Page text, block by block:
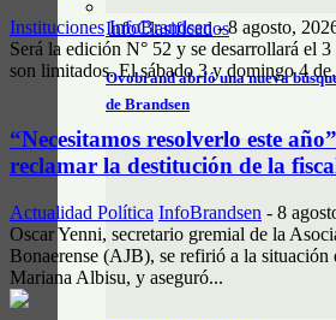
InfoClasificados
Ovobrand abrió una nueva
de Brandsen
Instituciones InfoBrandsen - 8 agosto,
Será la edición N° 52 y se desarrollará el
son limitados. El sábado 3 y domingo 4
“Necesitamos resolverlo este
reclamar la destitución de la
Actualidad Política InfoBrandsen - 8
Oscar Yenni, secretario gremial de la
Bonaerense (AJB), se refirió a la situación
Mariana Albisu, y aseguró...